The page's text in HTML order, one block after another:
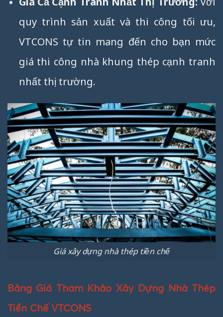
quy trình sản xuất và thi công tối ưu,
VTCONS tự tin mang đến cho bạn mức
giá thi công nhà khung thép cạnh tranh
nhất thị trường.
Giá xây dựng nhà thép tiền chế
Bảng Giá Tham Khảo Xây Dựng Nhà Thép
Tiền Chế VTCONS